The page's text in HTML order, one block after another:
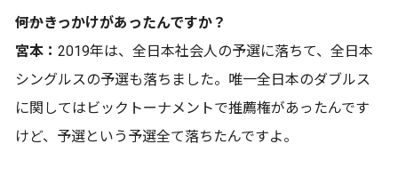
――何かきっかけがあったんですか？
宮本： 2019年は、全日本社会人の予選に落ちて、全日本
シングルスの予選も落ちました。唯一全日本のダブルス
に関してはビックトーナメントで推薦権があったんです
けど、予選という予選全て落ちたんですよ。